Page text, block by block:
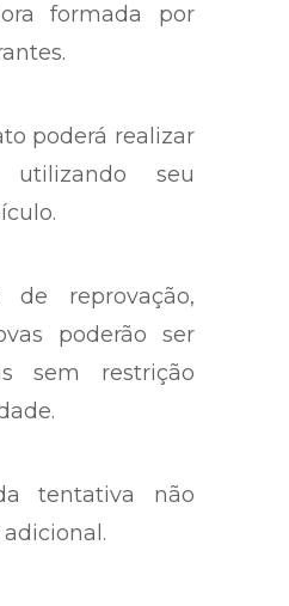
formada por
poderá realizar
seu
de reprovação,
poderão ser
sem restrição
tentativa não